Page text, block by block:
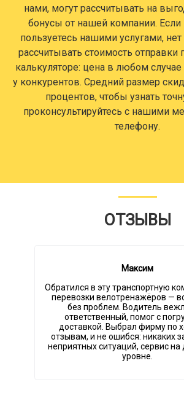
нами, могут рассчитывать на
бонусы от нашей компании. Если
пользуетесь нашими услугами,
рассчитывать стоимость отправки
калькуляторе: цена в любом
у конкурентов. Средний размер
процентов, чтобы узнать
проконсультируйтесь с нашими
телефону.
ОТЗЫВЫ
Максим
Обратился в эту транспортную
перевозки велотренажёров —
без проблем. Водитель
ответственный, помог с
доставкой. Выбрал фирму по
отзывам, и не ошибся: никаких
неприятных ситуаций, сервис на
уровне.